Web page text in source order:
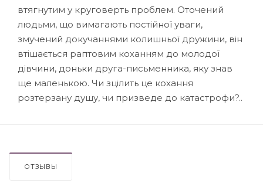
втягнутим у круговерть проблем. Оточений
людьми, що вимагають постійної уваги,
змучений докучаннями колишньої дружини, він
втішається раптовим коханням до молодої
дівчини, доньки друга-письменника, яку знав
ще маленькою. Чи зцілить це кохання
розтерзану душу, чи призведе до катастрофи?..
ОТЗЫВЫ